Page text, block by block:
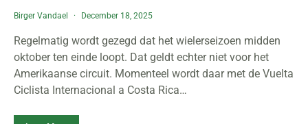
Birger Vandael December 18, 2025
Regelmatig wordt gezegd dat het wielerseizoen midden
oktober ten einde loopt. Dat geldt echter niet voor het
Amerikaanse circuit. Momenteel wordt daar met de Vuelta
Ciclista Internacional a Costa Rica…